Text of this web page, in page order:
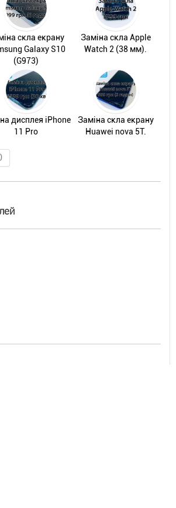
скла екрану
Galaxy S10
(G973)
Заміна скла Apple
Watch 2 (38 мм).
дисплея iPhone
11 Pro
Заміна скла екрану
Huawei nova 5T.